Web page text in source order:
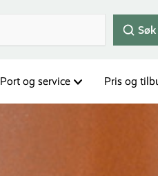
Søk
Port og service Pris og